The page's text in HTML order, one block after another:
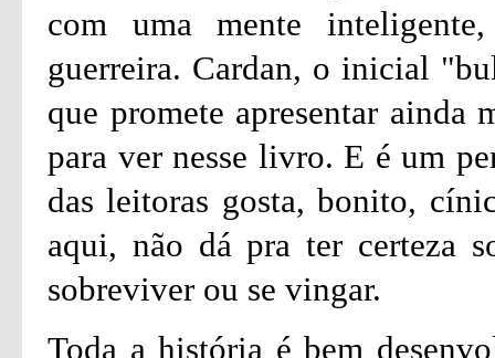
com uma mente
guerreira. Cardan, o inicial
que promete apresentar ainda
para ver nesse livro. E é um
das leitoras gosta, bonito,
aqui, não dá pra ter certeza
sobreviver ou se vingar.
Toda a história é bem